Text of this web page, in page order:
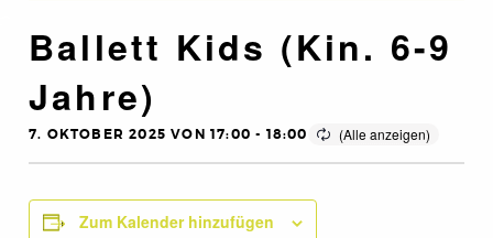
Ballett Kids (Kin. 6-9
Jahre)
7. OKTOBER 2025 VON 17:00 - 18:00
Zum Kalender hinzufügen